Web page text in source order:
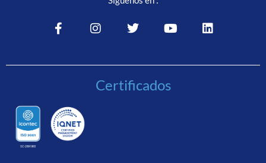
Certificados